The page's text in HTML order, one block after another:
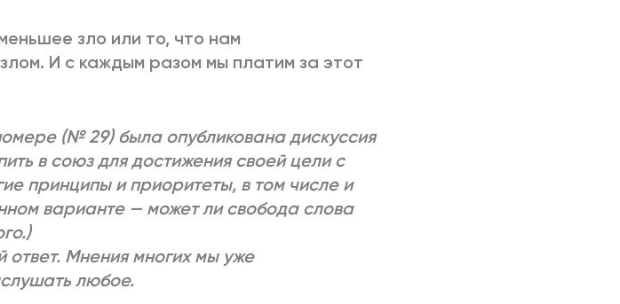
зло или то, что нам
И с каждым разом мы платим за этот
(№ 29) была опубликована дискуссия
в союз для достижения своей цели с
принципы и приоритеты, в том числе и
варианте — может ли свобода слова
ответ. Мнения многих мы уже
любое.